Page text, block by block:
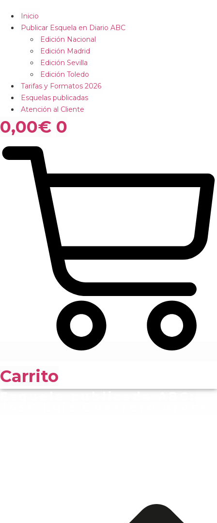
Inicio
Publicar Esquela en Diario ABC
Edición Nacional
Edición Madrid
Edición Sevilla
Edición Toledo
Tarifas y Formatos 2026
Esquelas publicadas
Atención al Cliente
0,00€ 0
Carrito